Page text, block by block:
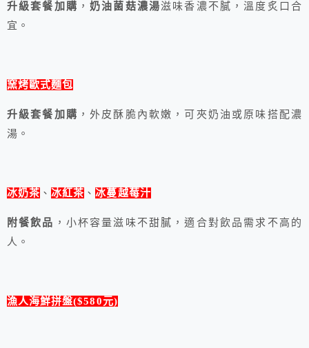
升級套餐加購 ，奶油菌菇濃湯滋味香濃不膩，溫度炙口合
宜。
窯烤歐式麵包
升級套餐加購 ，外皮酥脆內軟嫩，可夾奶油或原味搭配濃
湯。
冰奶茶 、冰紅茶 、冰蔓越莓汁
附餐飲品 ，小杯容量滋味不甜膩，適合對飲品需求不高的
人。
漁人海鮮拼盤($580元)